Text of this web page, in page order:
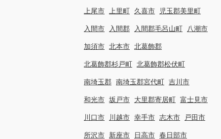
上尾市 上里町 久喜市 児玉郡美里町
入間市 入間郡 入間郡毛呂山町 八潮市
加須市 北本市 北葛飾郡
北葛飾郡杉戸町 北葛飾郡松伏町
南埼玉郡 南埼玉郡宮代町 吉川市
和光市 坂戸市 大里郡寄居町 富士見市
川口市 川越市 幸手市 志木市 戸田市
所沢市 新座市 日高市 春日部市